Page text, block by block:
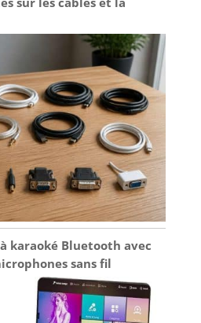
karaoké Bluetooth avec
sans fil